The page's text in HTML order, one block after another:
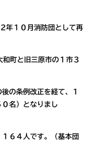
年１０月消防団として再
町と旧三原市の１市３
の条例改正を経て、１
名）となりまし
６４人です。（基本団